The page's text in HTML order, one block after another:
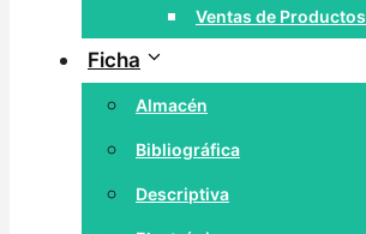
Ventas de Productos
Ficha
Almacén
Bibliográfica
Descriptiva